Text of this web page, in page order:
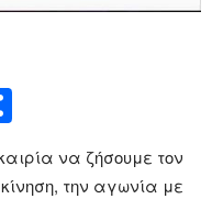
να ζήσουμε τον
την αγωνία με